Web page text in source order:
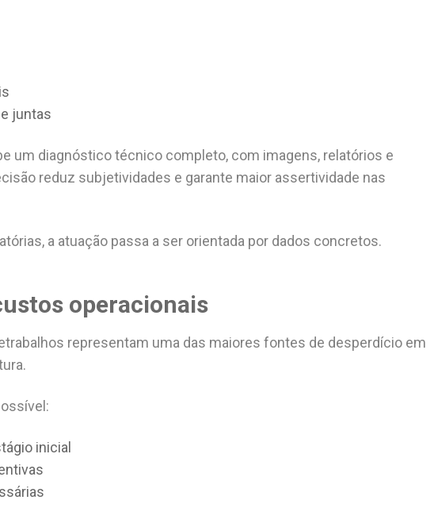
juntas
um diagnóstico técnico completo, com imagens, relatórios e
reduz subjetividades e garante maior assertividade nas
a atuação passa a ser orientada por dados concretos.
operacionais
representam uma das maiores fontes de desperdício em
inicial